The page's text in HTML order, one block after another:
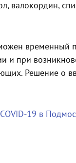
валокордин,
и при
Решение о
19 в